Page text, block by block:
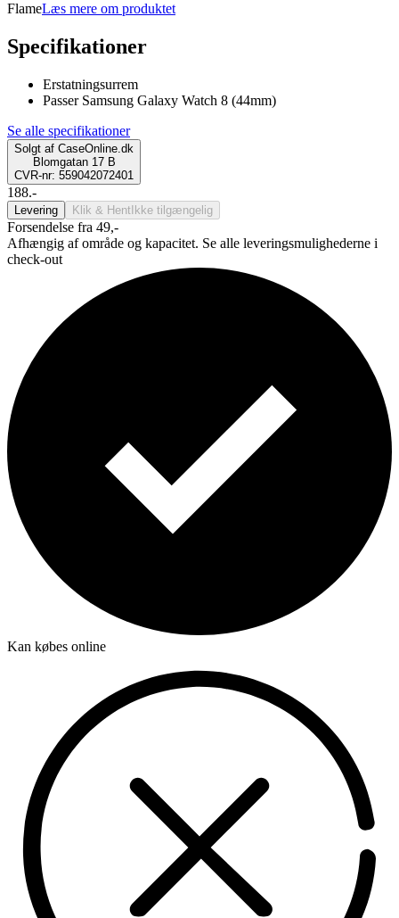
FlameLæs mere om produktet
Specifikationer
Erstatningsurrem
Passer Samsung Galaxy Watch 8 (44mm)
Se alle specifikationer
Solgt af CaseOnline.dk
Blomgatan 17 B
CVR-nr: 559042072401
188.-
Levering Klik & Hent Ikke tilgængelig
Forsendelse fra 49,-
Afhængig af område og kapacitet. Se alle leveringsmulighederne i
check-out
Kan købes online